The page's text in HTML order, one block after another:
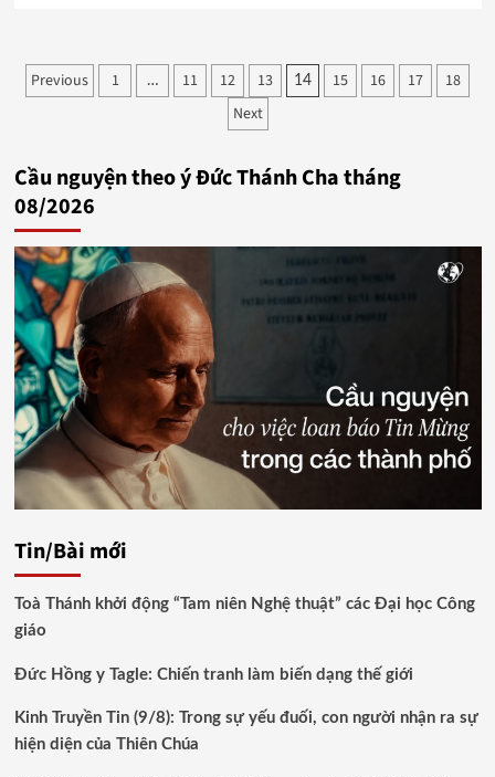
Phân
bài
viết
Previous 1 … 11 12 13 14 15 16 17
18
Next
Cầu nguyện theo ý Đức Thánh Cha tháng
08/2026
Tin/Bài mới
Toà Thánh khởi động “Tam niên Nghệ thuật” các Đại học Công
giáo
Đức Hồng y Tagle: Chiến tranh làm biến dạng thế giới
Kinh Truyền Tin (9/8): Trong sự yếu đuối, con người nhận ra sự
hiện diện của Thiên Chúa